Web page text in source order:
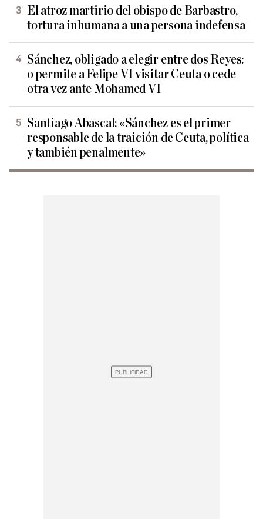
El atroz martirio del obispo de Barbastro,
tortura inhumana a una persona indefensa
Sánchez, obligado a elegir entre dos Reyes:
o permite a Felipe VI visitar Ceuta o cede
otra vez ante Mohamed VI
Santiago Abascal: «Sánchez es el primer
responsable de la traición de Ceuta, política
y también penalmente»